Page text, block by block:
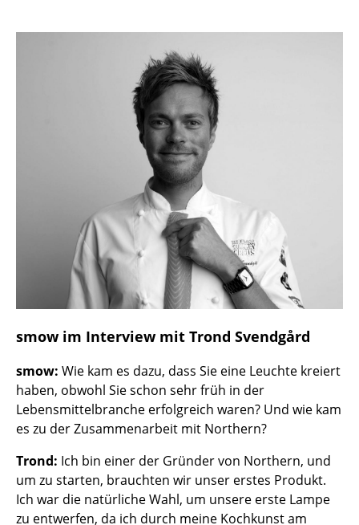
Nachttische & Bettzubehör
Figuren & Miniaturen
Tabletts
Aufbewahrungsboxen
Decken
Kissen
Vorhänge
... alle Accessoires
smow im Interview mit Trond Svendgård
smow: Wie kam es dazu, dass Sie eine Leuchte kreiert
haben, obwohl Sie schon sehr früh in der
Lebensmittelbranche erfolgreich waren? Und wie kam
es zu der Zusammenarbeit mit Northern?
Trond: Ich bin einer der Gründer von Northern, und
um zu starten, brauchten wir unser erstes Produkt.
Ich war die natürliche Wahl, um unsere erste Lampe
zu entwerfen, da ich durch meine Kochkunst am